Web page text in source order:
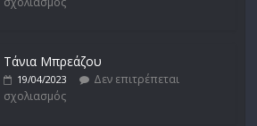
σχολιασμός
Τάνια Μπρεάζου
19/04/2023
Δεν επιτρέπεται
σχολιασμός